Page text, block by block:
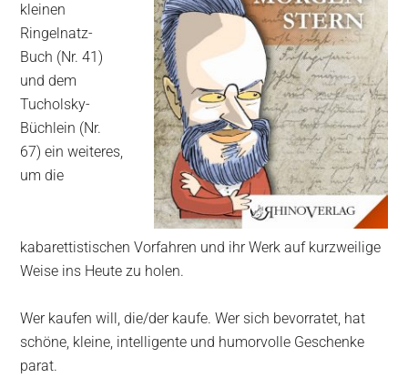
kleinen
Ringelnatz-
Buch (Nr. 41)
und dem
Tucholsky-
Büchlein (Nr.
67) ein weiteres,
um die
kabarettistischen Vorfahren und ihr Werk auf kurzweilige
Weise ins Heute zu holen.
Wer kaufen will, die/der kaufe. Wer sich bevorratet, hat
schöne, kleine, intelligente und humorvolle Geschenke
parat.